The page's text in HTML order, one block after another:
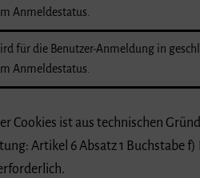
Anmeldestatus.
für die Benutzer-Anmeldung in
Anmeldestatus.
Cookies ist aus technischen
Artikel 6 Absatz 1 Buchstabe